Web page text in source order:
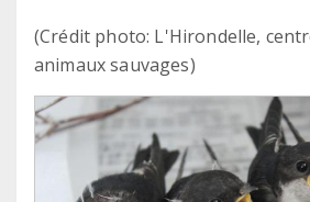
(Crédit photo: L'Hirondelle,
animaux sauvages)